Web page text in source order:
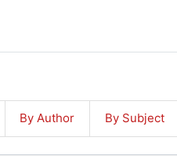
By Author By Subject